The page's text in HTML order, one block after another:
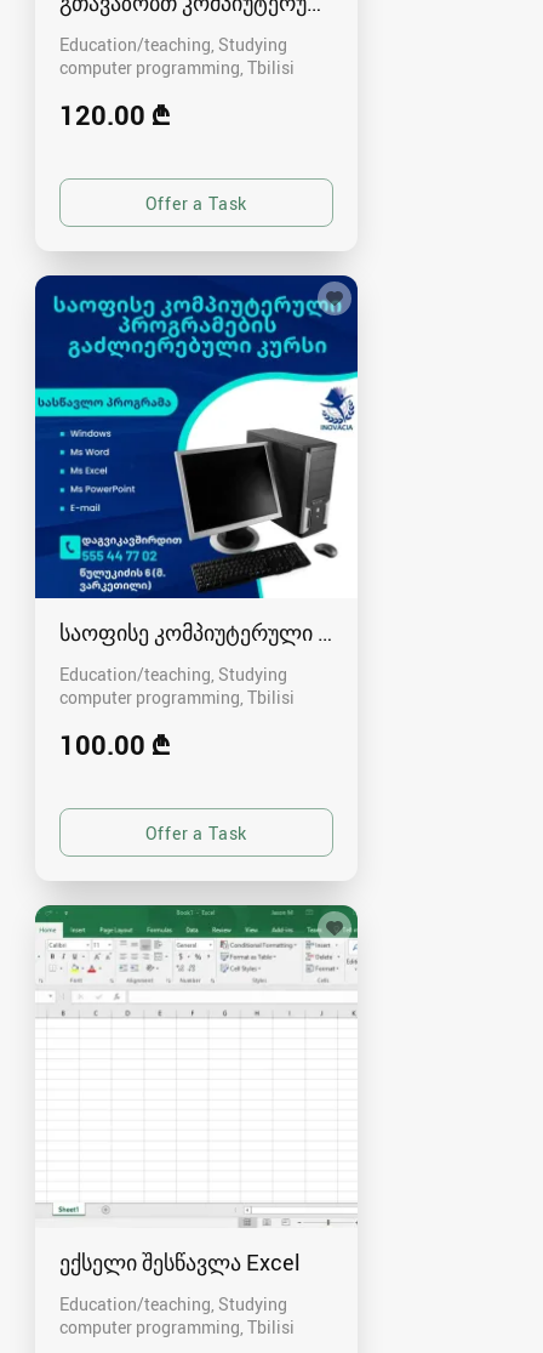
Education/teaching, Studying
computer programming Tbilisi
120.00 ₾
საოფისე კომპიუტერული პროგრამების კურსი
Education/teaching, Studying
computer programming Tbilisi
100.00 ₾
ექსელი შესწავლა Excel
Education/teaching, Studying
computer programming Tbilisi